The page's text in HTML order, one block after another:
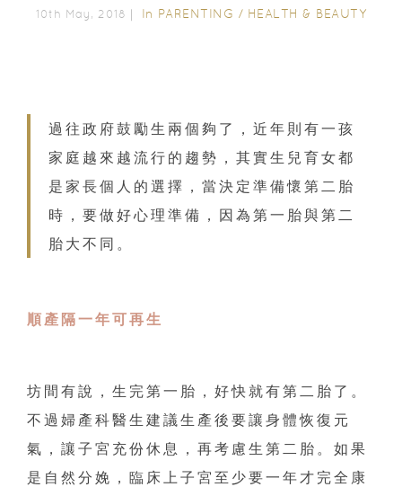
10th May, 2018｜ In PARENTING / HEALTH & BEAUTY
過往政府鼓勵生兩個夠了，近年則有一孩
家庭越來越流行的趨勢，其實生兒育女都
是家長個人的選擇，當決定準備懷第二胎
時，要做好心理準備，因為第一胎與第二
胎大不同。
順產隔一年可再生
坊間有說，生完第一胎，好快就有第二胎了。
不過婦產科醫生建議生產後要讓身體恢復元
氣，讓子宮充份休息，再考慮生第二胎。如果
是自然分娩，臨床上子宮至少要一年才完全康